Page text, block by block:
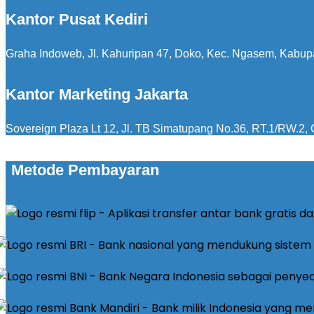
Kantor Pusat Kediri
Graha Indoweb, Jl. Kahuripan 47, Doko, Kec. Ngasem,
Kantor Marketing Jakarta
Sovereign Plaza Lt 12, Jl. TB Simatupang No.36, RT.1/
Metode Pembayaran